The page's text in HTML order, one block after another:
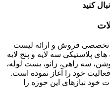
کنید
تخصصی فروش و ارائه لیست
پلاستیکی سه لایه و پنج لایه
سه راهی، زانو، بست لوله،
خود را آغاز نموده است.
خود نیازهای این حوزه را